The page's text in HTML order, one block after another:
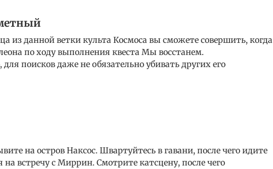
из данной ветки культа Космоса вы сможете совершить, когда
по ходу выполнения квеста Мы восстанем.
для поисков даже не обязательно убивать других его
на остров Наксос. Швартуйтесь в гавани, после чего идите
на встречу с Миррин. Смотрите катсцену, после чего